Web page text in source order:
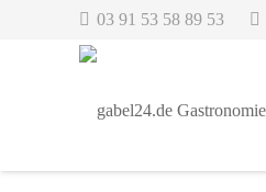
03 91 53 58 89 53